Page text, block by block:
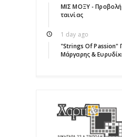
ΜΙΣ ΜΟΞΥ - Προβολή
ταινίας
1 day ago
"Strings Of Passion"
Μάργαρης &